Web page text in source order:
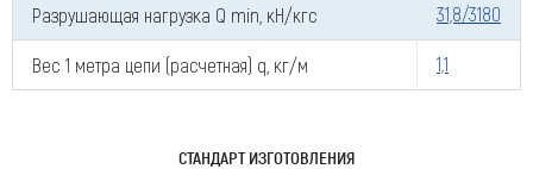
Разрушающая нагрузка Q min, кН/кгс 31,8/3180
Вес 1 метра цепи (расчетная) q, кг/м 1,1
СТАНДАРТ ИЗГОТОВЛЕНИЯ